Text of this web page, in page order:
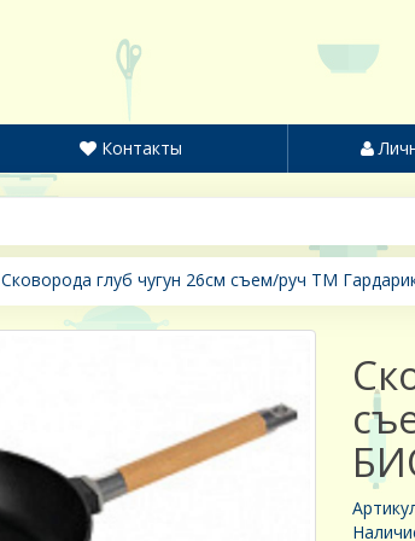
Контакты
Сковорода глуб чугун 26см съем/руч ТМ